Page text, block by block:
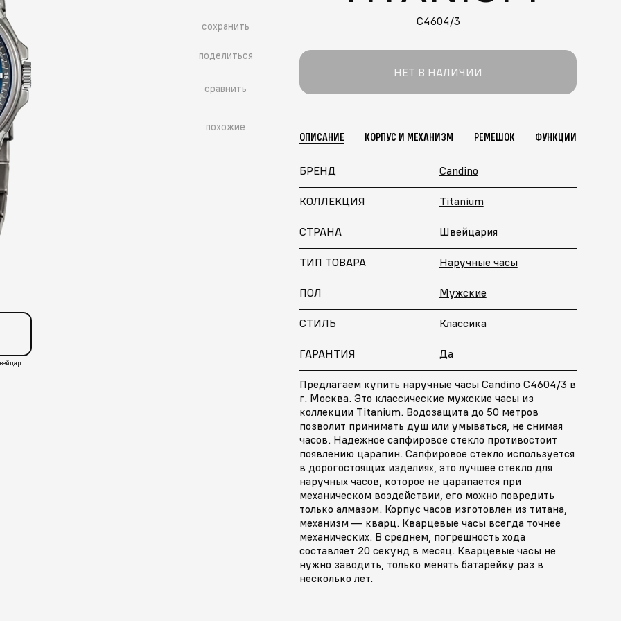
сохранить
поделиться
сравнить
похожие
C4604/3
НЕТ В НАЛИЧИИ
ОПИСАНИЕ КОРПУС И МЕХАНИЗМ РЕМЕШОК ФУНКЦИИ
БРЕНД Candino
КОЛЛЕКЦИЯ Titanium
СТРАНА Швейцария
ТИП ТОВАРА Наручные часы
ПОЛ Мужские
СТИЛЬ Классика
ГАРАНТИЯ Да
Предлагаем купить наручные часы Candino C4604/3 в
г. Москва. Это классические мужские часы из
коллекции Titanium. Водозащита до 50 метров
позволит принимать душ или умываться, не снимая
часов. Надежное сапфировое стекло противостоит
появлению царапин. Сапфировое стекло используется
в дорогостоящих изделиях, это лучшее стекло для
наручных часов, которое не царапается при
механическом воздействии, его можно повредить
только алмазом. Корпус часов изготовлен из титана,
механизм — кварц. Кварцевые часы всегда точнее
механических. В среднем, погрешность хода
составляет 20 секунд в месяц. Кварцевые часы не
нужно заводить, только менять батарейку раз в
несколько лет.